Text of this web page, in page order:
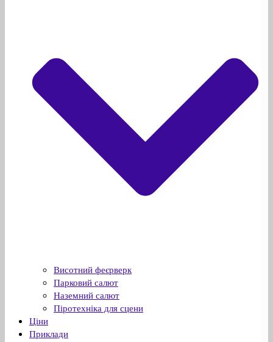
Висотний феєрверк
Парковий салют
Наземний салют
Піротехніка для сцени
Ціни
Приклади